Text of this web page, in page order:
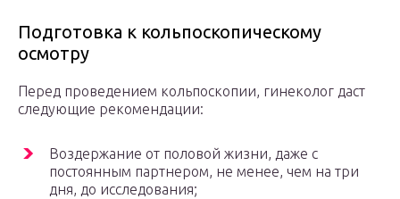
Подготовка к кольпоскопическому
осмотру
Перед проведением кольпоскопии, гинеколог даст
следующие рекомендации:
Воздержание от половой жизни, даже с
постоянным партнером, не менее, чем на три
дня, до исследования;